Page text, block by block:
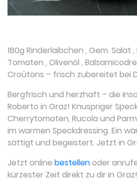
180g Rinderlaibchen , Gem. Salat ,
Tomaten , Olivenöl ,
Croûtons – frisch zubereitet bei
Bergfrisch und herzhaft – die
Roberto in Graz! Knuspriger
Cherrytomaten, Rucola und
im warmen Speckdressing. Ein
sättigt und begeistert. Jetzt in
Jetzt online bestellenoder
kürzester Zeit direkt zu dir in Graz!